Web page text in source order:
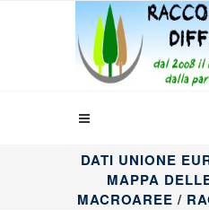
DATI UNIONE
MAPPA
MACROAREE /